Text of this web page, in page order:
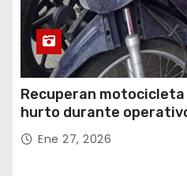
Recuperan
hurto durante
Rafael Uribe Uribe
Ene 27, 2026